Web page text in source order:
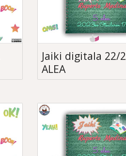
Jaiki digitala 22/
ALEA